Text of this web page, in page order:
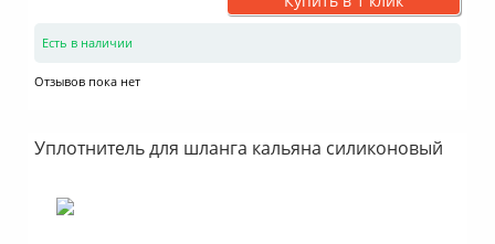
Есть в наличии
Отзывов пока нет
Уплотнитель для шланга кальяна силиконовый